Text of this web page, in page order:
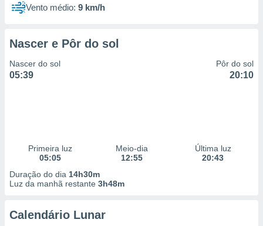
Vento médio: 9 km/h
Nascer e Pôr do sol
Nascer do sol
05:39
Pôr do sol
20:10
Primeira luz
05:05
Meio-dia
12:55
Última luz
20:43
Duração do dia 14h30m
Luz da manhã restante 3h48m
Calendário Lunar